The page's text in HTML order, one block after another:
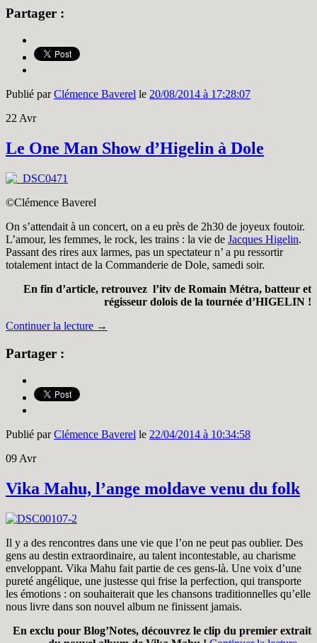
Partager :
Publié parClémence Baverel le 20/08/2014 à 17:28:07
22 Avr
Le One Man Show d’Higelin à Dole
©Clémence Baverel
On s’attendait à un concert, on a eu près de 2h30 de joyeux foutoir.
L’amour, les femmes, le rock, les trains : la vie de Jacques Higelin.
Passant des rires aux larmes, pas un spectateur n’ a pu ressortir
totalement intact de la Commanderie de Dole, samedi soir.
En fin d’article, retrouvez l’itv de Romain Métra, batteur et
régisseur dolois de la tournée d’HIGELIN !
Continuer la lecture →
Partager :
Publié parClémence Baverel le 22/04/2014 à 10:34:58
09Avr
Vika Mahu, l’ange moldave venu du folk
Il y a des rencontres dans une vie que l’on ne peut pas oublier. Des
gens au destin extraordinaire, au talent incontestable, au charisme
enveloppant. Vika Mahu fait partie de ces gens-là. Une voix d’une
pureté angélique, une justesse qui frise la perfection, qui transporte
les émotions : on souhaiterait que les chansons traditionnelles qu’elle
nous livre dans son nouvel album ne finissent jamais.
En exclu pour Blog’Notes, découvrez le clip du premier extrait